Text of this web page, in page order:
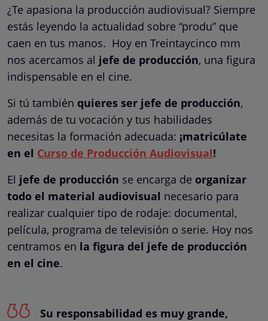
¿Te apasiona la producción audiovisual? Siempre
estás leyendo la actualidad sobre “produ” que
caen en tus manos. Hoy en Treintaycinco mm
nos acercamos al jefe de producción, una figura
indispensable en el cine.
Si tú también quieres ser jefe de producción,
además de tu vocación y tus habilidades
necesitas la formación adecuada: ¡matricúlate
en el Curso de Producción Audiovisual!
El jefe de producción se encarga de organizar
todo el material audiovisual necesario para
realizar cualquier tipo de rodaje: documental,
película, programa de televisión o serie. Hoy nos
centramos en la figura del jefe de producción
en el cine.
Su responsabilidad es muy grande,